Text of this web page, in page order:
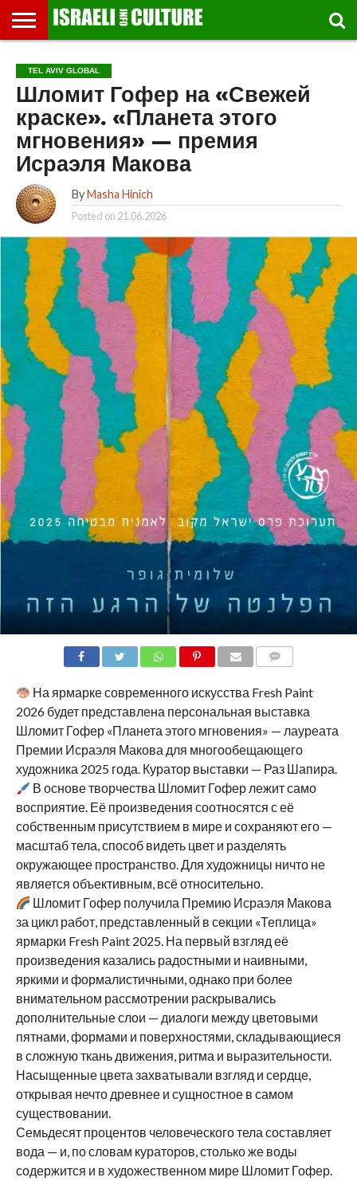
МУЗЕИ
СТРАНА
ФЕСТИВАЛЕЙ
ТЕАТР
КНИГИ.
ТЕКСТЫ
МУЗЫКА
РЕЛИГИЯ/
ИСТОРИЯ
ДВИЖЕНИЕ
ДЕТИ
ВЫХОДНОГО
ДНЯ
МАРШРУТЫ
ПРОГУЛЬЩИКА
ВИДЕО-
РЕЧИ
ВПЕЧАТЛЕНИЯ
ВСТРЕЧИ
И
ЛЕКЦИИ
ИНТЕРВЬЮ
КИНО
TEL
AVIV
GLOBAL
TEL AVIV GLOBAL
Шломит Гофер на «Свежей
краске». «Планета этого
мгновения» — премия
Исраэля Макова
By Masha Hinich
Posted on 21.06.2026
На ярмарке современного искусства Fresh Paint
2026 будет представлена персональная выставка
Шломит Гофер «Планета этого мгновения» — лауреата
Премии Исраэля Макова для многообещающего
художника 2025 года. Куратор выставки — Раз Шапира.
В основе творчества Шломит Гофер лежит само
восприятие. Её произведения соотносятся с её
собственным присутствием в мире и сохраняют его —
масштаб тела, способ видеть цвет и разделять
окружающее пространство. Для художницы ничто не
является объективным, всё относительно.
Шломит Гофер получила Премию Исраэля Макова
за цикл работ, представленный в секции «Теплица»
ярмарки Fresh Paint 2025. На первый взгляд её
произведения казались радостными и наивными,
яркими и формалистичными, однако при более
внимательном рассмотрении раскрывались
дополнительные слои — диалоги между цветовыми
пятнами, формами и поверхностями, складывающиеся
в сложную ткань движения, ритма и выразительности.
Насыщенные цвета захватывали взгляд и сердце,
открывая нечто древнее и сущностное в самом
существовании.
Семьдесят процентов человеческого тела составляет
вода — и, по словам кураторов, столько же воды
содержится и в художественном мире Шломит Гофер.